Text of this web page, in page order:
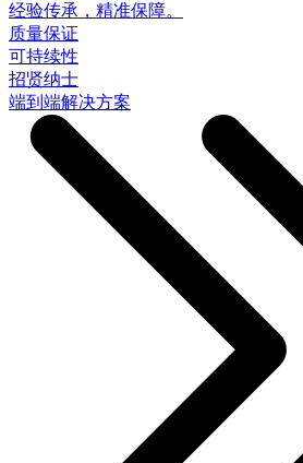
经验传承，精准保障。
质量保证
可持续性
招贤纳士
端到端解决方案